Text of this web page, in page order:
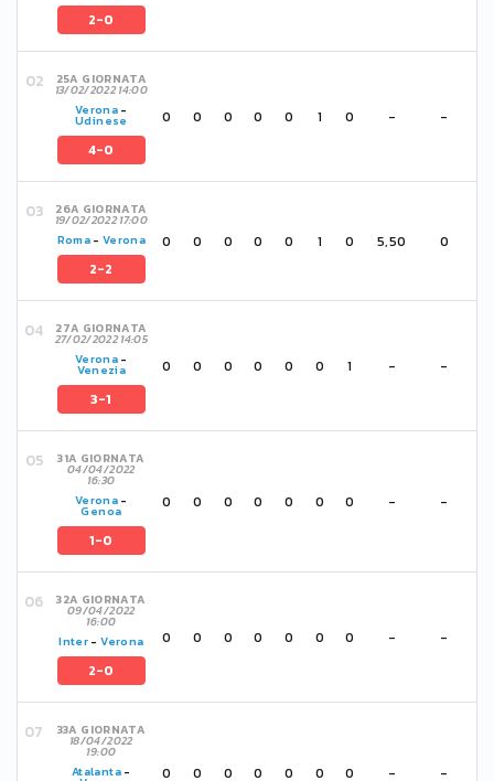
2-0
25A GIORNATA
13/02/2022 14:00
Verona -
Udinese
4-0
0 0 0 0 0 1 0 - -
26A GIORNATA
19/02/2022 17:00
Roma-Verona
2-2
0 0 0 0 0 1 0 5,50 0
27A GIORNATA
27/02/2022 14:05
Verona -
Venezia
3-1
0 0 0 0 0 0 1 - -
31A GIORNATA
04/04/2022
16:30
Verona -
Genoa
1-0
0 0 0 0 0 0 0 - -
32A GIORNATA
09/04/2022
16:00
Inter -Verona
2-0
0 0 0 0 0 0 0 - -
33A GIORNATA
18/04/2022
19:00
Atalanta- 0 0 0 0 0 0 0 - -